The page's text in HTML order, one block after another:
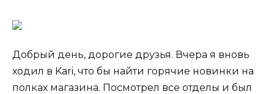
Добрый день, дорогие друзья. Вчера я вновь
ходил в Kari, что бы найти горячие новинки на
полках магазина. Посмотрел все отделы и был